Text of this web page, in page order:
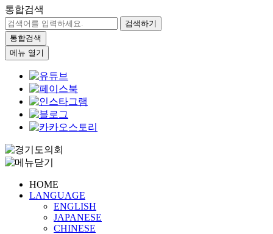
통합검색
검색하기
통합검색
메뉴 열기
HOME
LANGUAGE
ENGLISH
JAPANESE
CHINESE